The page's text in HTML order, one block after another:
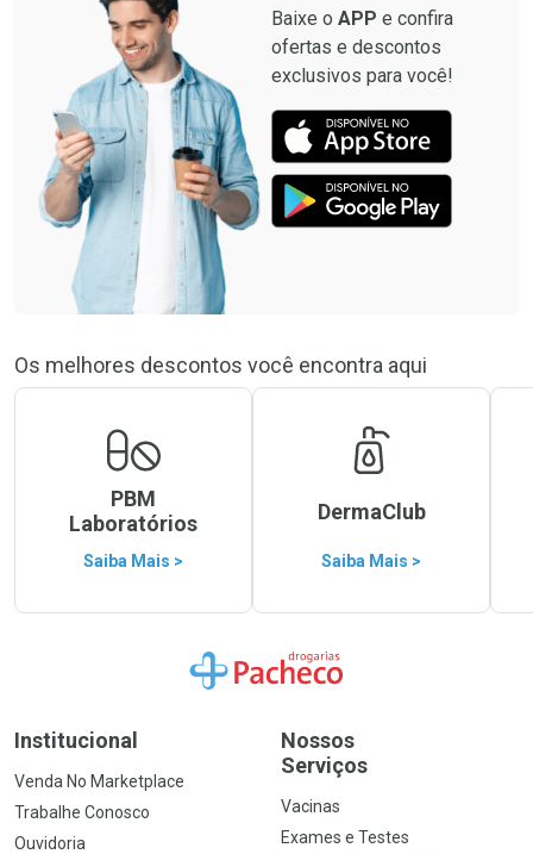
Baixe o APP e confira
ofertas e descontos
exclusivos para você!
Os melhores descontos você encontra aqui
PBM
Laboratórios
Saiba Mais >
DermaClub
Saiba Mais >
Ir para a Home
Institucional
Venda No Marketplace
Trabalhe Conosco
Ouvidoria
Nossos
Serviços
Vacinas
Exames e Testes